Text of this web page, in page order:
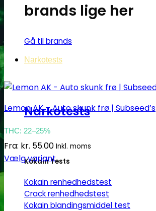
brands lige her
Gå til brands
Narkotests
Narkotests
Kokain Tests
Kokain renhedhedstest
Crack renhedhedstest
Kokain blandingsmiddel test
Lemon AK – Auto skunk frø | Subseed’s
THC: 22–25%
Fra: kr. 55.00 Inkl. moms
Vælg variant
Dette
har